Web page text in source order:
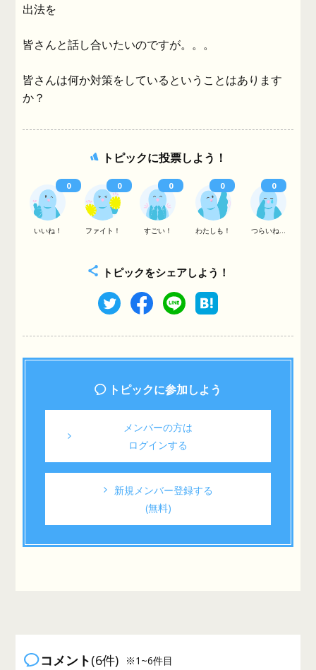
出法を
皆さんと話し合いたいのですが。。。
皆さんは何か対策をしているということはあります
か？
トピックに投票しよう！
いいね！ ファイト！ すごい！ わたしも！ つらいね...
0 0 0 0 0
トピックをシェアしよう！
トピックに参加しよう
メンバーの方は
ログインする
新規メンバー登録する
(無料)
コメント(6件) ※1~6件目